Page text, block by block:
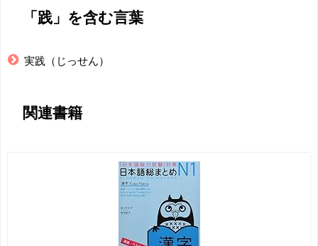
「践」を含む言葉
実践（じっせん）
関連書籍